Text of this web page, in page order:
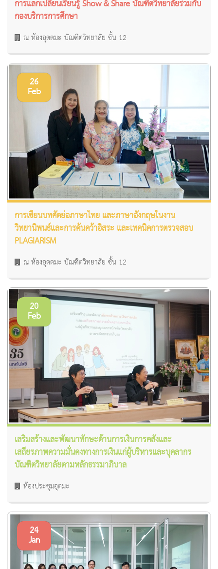
การแลกเปลี่ยนเรียนรู้ Show & Share บัณฑิตวิทยาลัยร่วมกับ
กองบริการการศึกษา
ณ ห้องอุตตมะ บัณฑิตวิทยาลัย ชั้น 12
26
Feb
การเขียนบทคัดย่อภาษาไทย และภาษาอังกฤษในงาน
วิทยานิพนธ์และการค้นคว้าอิสระ และเทคนิคการตรวจสอบ
PLAGIARISM
ณ ห้องอุตตมะ บัณฑิตวิทยาลัย ชั้น 12
20
Feb
เสริมสร้างและพัฒนาทักษะด้านการเงินการคลังและ
เสถียรภาพความมั่นคงทางการเงินแก่ผู้บริหารและบุคลากร
บัณฑิตวิทยาลัยตามหลักธรรมาภิบาล
ห้องประชุมอุตมะ
24
Jan